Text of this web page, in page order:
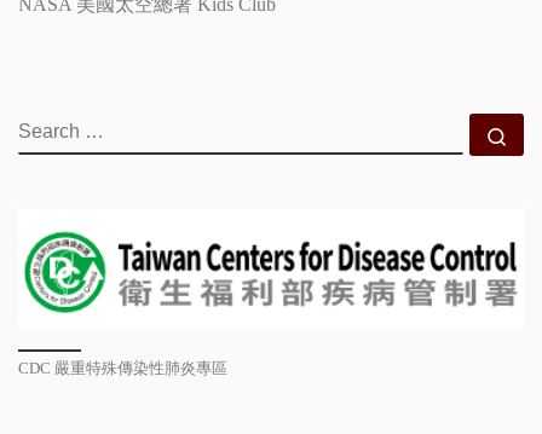
NASA 美國太空總署 Kids Club
SEARCH
CDC 嚴重特殊傳染性肺炎專區